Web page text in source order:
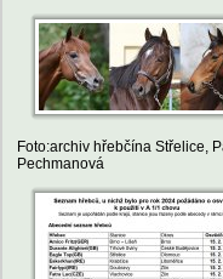
Foto:archiv hřebčína Střelice,
Pechmanová